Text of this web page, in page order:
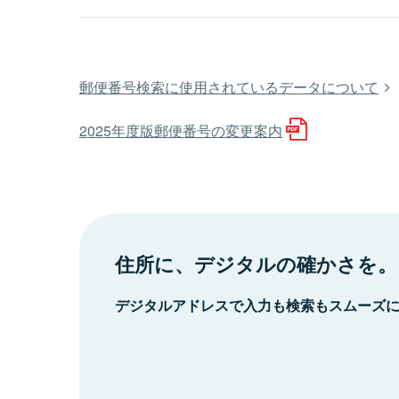
郵便番号検索に使用されているデータについて
2025年度版郵便番号の変更案内
住所に、デジタルの確かさを。
デジタルアドレスで入力も検索もスムーズ